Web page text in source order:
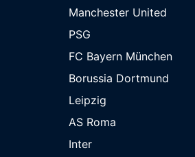
Manchester United
PSG
FC Bayern München
Borussia Dortmund
Leipzig
AS Roma
Inter